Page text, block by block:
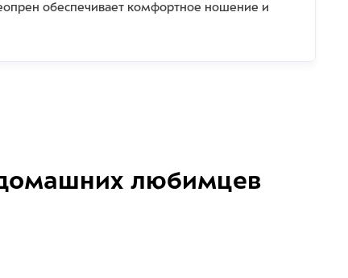
обеспечивает комфортное ношение и
любимцев